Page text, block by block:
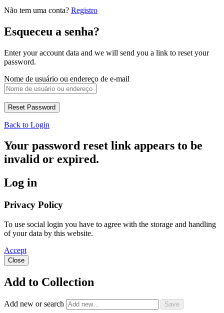
Não tem uma conta? Registro
Esqueceu a senha?
Enter your account data and we will send you a link to reset your
password.
Nome de usuário ou endereço de e-mail
Back to Login
Your password reset link appears to be
invalid or expired.
Log in
Privacy Policy
To use social login you have to agree with the storage and handling
of your data by this website.
Accept
Close
Add to Collection
Add new or search